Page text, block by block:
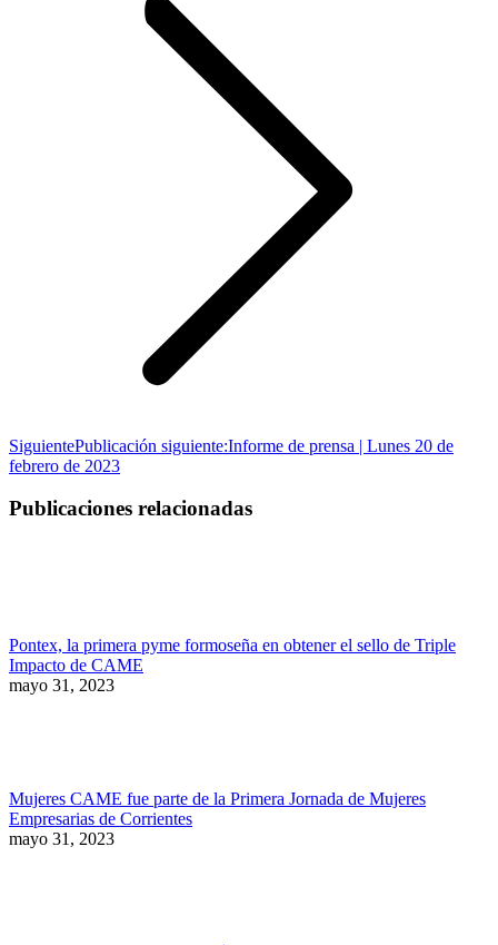
SiguientePublicación siguiente:Informe de prensa | Lunes 20 de
febrero de 2023
Publicaciones relacionadas
Pontex, la primera pyme formoseña en obtener el sello de Triple
Impacto de CAME
mayo 31, 2023
Mujeres CAME fue parte de la Primera Jornada de Mujeres
Empresarias de Corrientes
mayo 31, 2023